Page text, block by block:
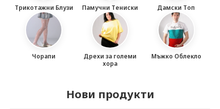
МАКСИ МОДА
ЗА БРЕМЕННИ
Трикотажни Блузи Памучни Тениски Дамски Топ
Чорапи
Дрехи за големи
хора
Мъжко Облекло
Нови продукти